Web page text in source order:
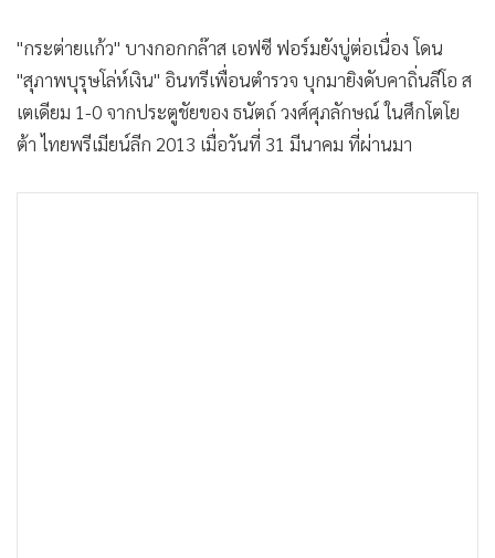
เศรษฐกิจ-ธุรกิจ
• จีน
• ชุมชน-คุณภาพชีวิต
• อาชญากรรม
"กระต่ายแก้ว" บางกอกกล๊าส เอฟซี ฟอร์มยังบู่ต่อเนื่อง โดน
"สุภาพบุรุษโล่ห์เงิน" อินทรีเพื่อนตำรวจ บุกมายิงดับคาถิ่นลีโอ ส
เตเดียม 1-0 จากประตูชัยของ ธนัตถ์ วงศ์ศุภลักษณ์ ในศึกโตโย
ต้า ไทยพรีเมียน์ลีก 2013 เมื่อวันที่ 31 มีนาคม ที่ผ่านมา